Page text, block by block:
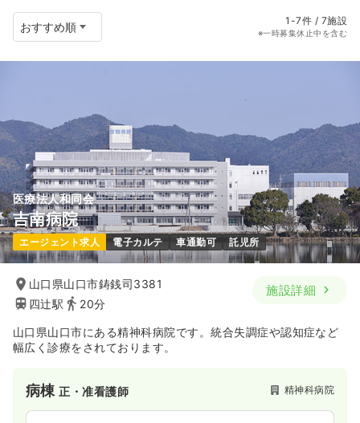
1-7件 / 7施設
※一時募集休止中を含む
医療法人和同会
吉南病院
エージェント求人 電子カルテ 車通勤可 託児所
山口県山口市鋳銭司3381
四辻駅
20分
施設詳細
山口県山口市にある精神科病院です。統合失調症や認知症など
幅広く診療をされております。
病棟正・准看護師 精神科病院